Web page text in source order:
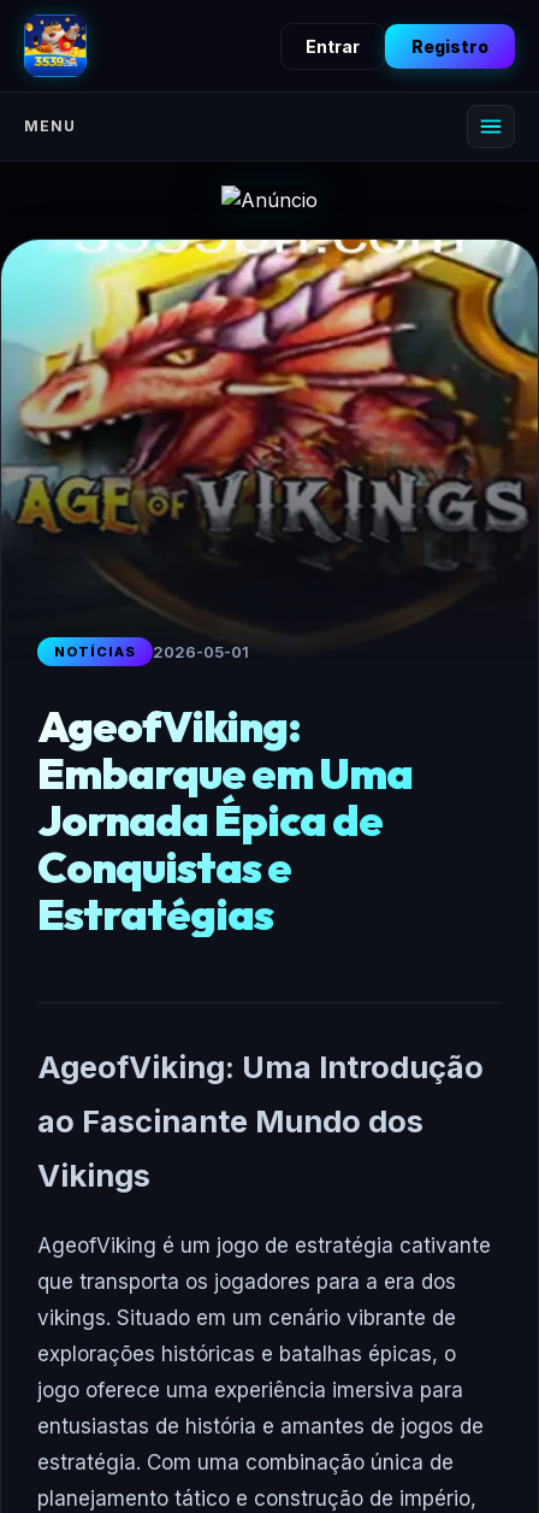
Entrar Registro
MENU
NOTÍCIAS 2026-05-01
AgeofViking:
Embarque em Uma
Jornada Épica de
Conquistas e
Estratégias
AgeofViking: Uma Introdução
ao Fascinante Mundo dos
Vikings
AgeofViking é um jogo de estratégia cativante
que transporta os jogadores para a era dos
vikings. Situado em um cenário vibrante de
explorações históricas e batalhas épicas, o
jogo oferece uma experiência imersiva para
entusiastas de história e amantes de jogos de
estratégia. Com uma combinação única de
planejamento tático e construção de império,